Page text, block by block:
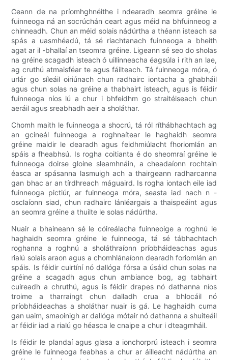
Ceann de na príomhghnéithe i ndearadh seomra gréine le
fuinneoga ná an socrúchán ceart agus méid na bhfuinneog a
chinneadh. Chun an méid solais nádúrtha a théann isteach sa
spás a uasmhéadú, tá sé riachtanach fuinneoga a bheith
agat ar il -bhallaí an tseomra gréine. Ligeann sé seo do sholas
na gréine scagadh isteach ó uillinneacha éagsúla i rith an lae,
ag cruthú atmaisféar te agus fáilteach. Tá fuinneoga móra, ó
urlár go síleáil oiriúnach chun radhairc iontacha a ghabháil
agus chun solas na gréine a thabhairt isteach, agus is féidir
fuinneoga níos lú a chur i bhfeidhm go straitéiseach chun
aeráil agus sreabhadh aeir a sholáthar.
Chomh maith le fuinneoga a shocrú, tá ról ríthábhachtach ag
an gcineál fuinneoga a roghnaítear le haghaidh seomra
gréine maidir le dearadh agus feidhmiúlacht fhoriomlán an
spáis a fheabhsú. Is rogha coitianta é do sheomraí gréine le
fuinneoga doirse gloine sleamhnáin, a cheadaíonn rochtain
éasca ar spásanna lasmuigh ach a thairgeann radharcanna
gan bhac ar an tírdhreach máguaird. Is rogha iontach eile iad
fuinneoga pictiúr, ar fuinneoga móra, seasta iad nach n -
osclaíonn siad, chun radhairc lánléargais a thaispeáint agus
an seomra gréine a thuilte le solas nádúrtha.
Nuair a bhaineann sé le cóireálacha fuinneoige a roghnú le
haghaidh seomra gréine le fuinneoga, tá sé tábhachtach
roghanna a roghnú a sholáthraíonn príobháideachas agus
rialú solais araon agus a chomhlánaíonn dearadh foriomlán an
spáis. Is féidir cuirtíní nó dallóga fórsa a úsáid chun solas na
gréine a scagadh agus chun ambiance bog, ag tabhairt
cuireadh a chruthú, agus is féidir drapes nó dathanna níos
troime a tharraingt chun dalladh crua a bhlocáil nó
príobháideachas a sholáthar nuair is gá. Le haghaidh cuma
gan uaim, smaoinigh ar dallóga mótair nó dathanna a shuiteáil
ar féidir iad a rialú go héasca le cnaipe a chur i dteagmháil.
Is féidir le plandaí agus glasa a ionchorprú isteach i seomra
gréine le fuinneoga feabhas a chur ar áilleacht nádúrtha an